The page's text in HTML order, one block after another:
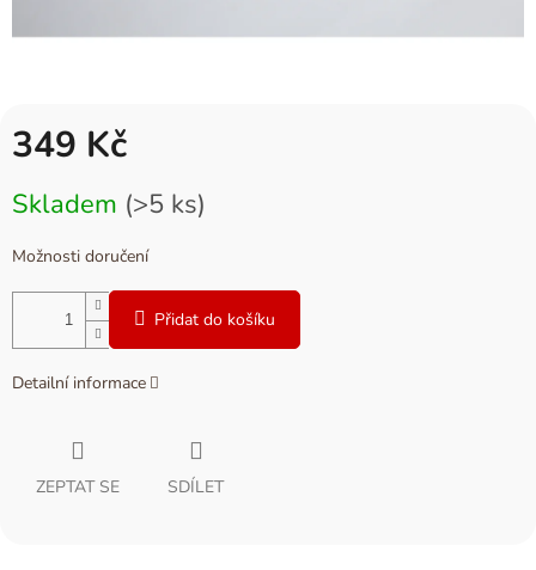
349 Kč
cena:
Skladem (>5 ks)
Možnosti doručení
Přidat do košíku
Detailní informace
ZEPTAT SE SDÍLET